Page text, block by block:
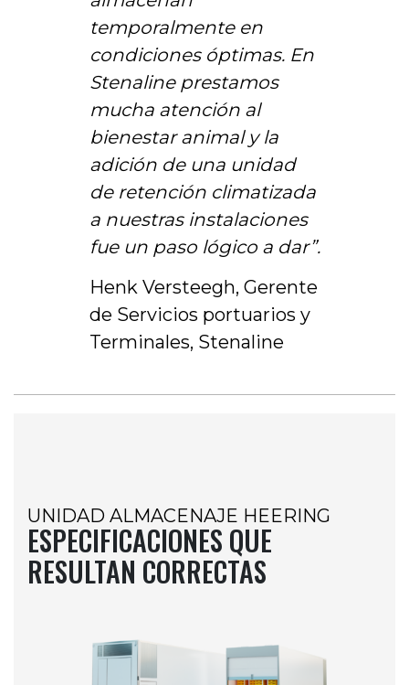
temporalmente en
condiciones óptimas. En
Stenaline prestamos
mucha atención al
bienestar animal y la
adición de una unidad
de retención climatizada
a nuestras instalaciones
fue un paso lógico a dar”.
Henk Versteegh, Gerente
de Servicios portuarios y
Terminales, Stenaline
UNIDAD ALMACENAJE HEERING
ESPECIFICACIONES QUE
RESULTAN CORRECTAS